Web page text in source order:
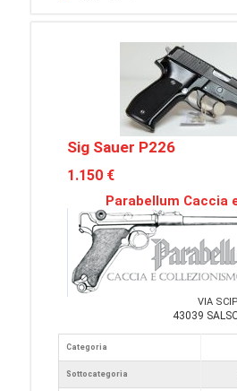
Sig Sauer P226
1.150 €
Parabellum Caccia
VIA
43039
Categoria
Sottocategoria